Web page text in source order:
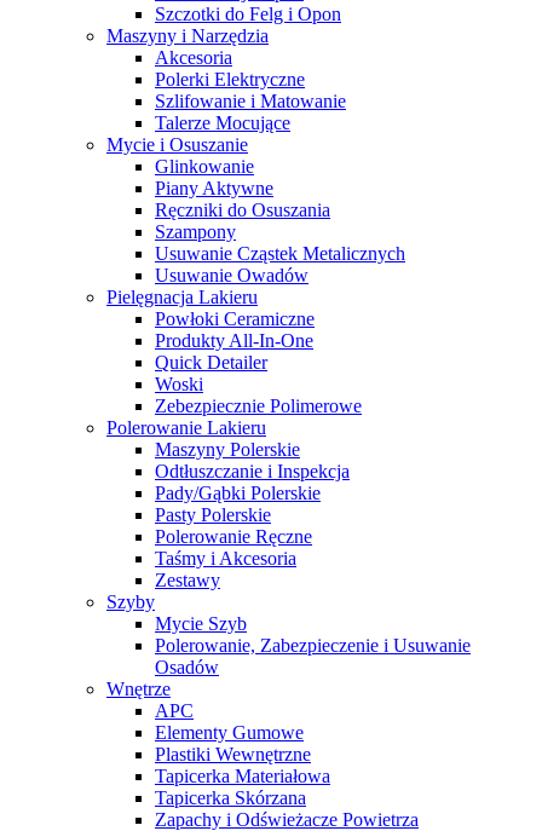
Szczotki do Felg i Opon
Maszyny i Narzędzia
Akcesoria
Polerki Elektryczne
Szlifowanie i Matowanie
Talerze Mocujące
Mycie i Osuszanie
Glinkowanie
Piany Aktywne
Ręczniki do Osuszania
Szampony
Usuwanie Cząstek Metalicznych
Usuwanie Owadów
Pielęgnacja Lakieru
Powłoki Ceramiczne
Produkty All-In-One
Quick Detailer
Woski
Zebezpiecznie Polimerowe
Polerowanie Lakieru
Maszyny Polerskie
Odtłuszczanie i Inspekcja
Pady/Gąbki Polerskie
Pasty Polerskie
Polerowanie Ręczne
Taśmy i Akcesoria
Zestawy
Szyby
Mycie Szyb
Polerowanie, Zabezpieczenie i Usuwanie
Osadów
Wnętrze
APC
Elementy Gumowe
Plastiki Wewnętrzne
Tapicerka Materiałowa
Tapicerka Skórzana
Zapachy i Odświeżacze Powietrza